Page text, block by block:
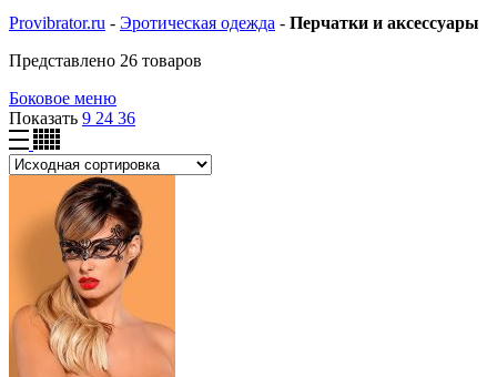
Provibrator.ru - Эротическая одежда - Перчатки и аксессуары
Представлено 26 товаров
Боковое меню
Показать 9 24 36